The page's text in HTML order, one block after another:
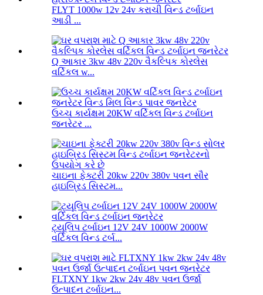
FLYT 1000w 12v 24v કરાચી વિન્ડ ટર્બાઇન
આડી ...
Q આકાર 3kw 48v 220v વૈકલ્પિક કોરલેસ
વર્ટિકલ w...
ઉચ્ચ કાર્યક્ષમ 20KW વર્ટિકલ વિન્ડ ટર્બાઇન
જનરેટર ...
ચાઇના ફેક્ટરી 20kw 220v 380v પવન સૌર
હાઇબ્રિડ સિસ્ટમ...
ટ્યૂલિપ ટર્બાઇન 12V 24V 1000W 2000W
વર્ટિકલ વિન્ડ ટર્બ...
FLTXNY 1kw 2kw 24v 48v પવન ઉર્જા
ઉત્પાદન ટર્બાઇન...